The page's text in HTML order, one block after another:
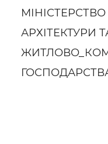
АРХІТЕКТУРИ